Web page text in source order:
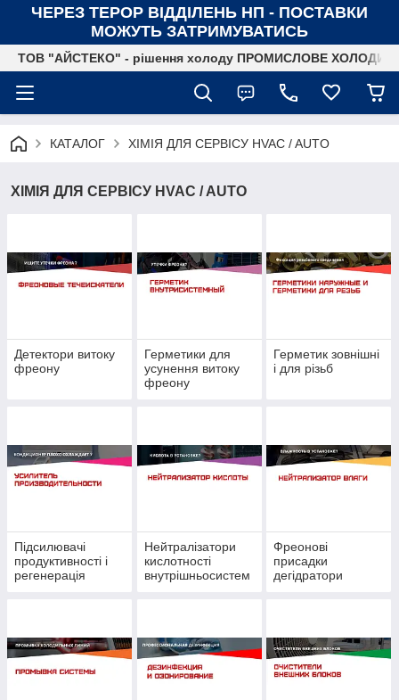
ЧЕРЕЗ ТЕРОР ВІДДІЛЕНЬ НП - ПОСТАВКИ
МОЖУТЬ ЗАТРИМУВАТИСЬ
ТОВ "АЙСТЕКО" - рішення холоду ПРОМИСЛОВЕ
КАТАЛОГ ХІМІЯ ДЛЯ СЕРВІСУ HVAC / AUTO
ХІМІЯ ДЛЯ СЕРВІСУ HVAC / AUTO
Детектори витоку
фреону
Герметики для
усунення витоку
фреону
Герметик зовнішні
і для різьб
Підсилювачі
продуктивності і
регенерація
Нейтралізатори
кислотності
внутрішньосистем
Фреонові
присадки
дегідратори